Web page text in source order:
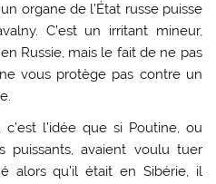
organe de l’État russe puisse
C’est un irritant mineur,
Russie, mais le fait de ne pas
vous protège pas contre un
l’idée que si Poutine, ou
puissants, avaient voulu tuer
alors qu’il était en Sibérie, il